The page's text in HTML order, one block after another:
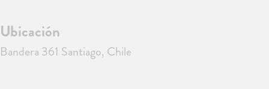
Ubicación
Bandera 361 Santiago, Chile